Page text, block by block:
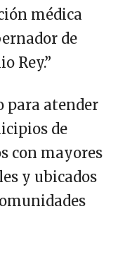
médica
de
Rey.”
para atender
de
con mayores
y ubicados